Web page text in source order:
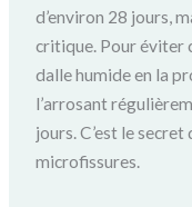
d’environ 28 jours,
critique. Pour éviter
dalle humide en la
l’arrosant
jours. C’est le
microfissures.